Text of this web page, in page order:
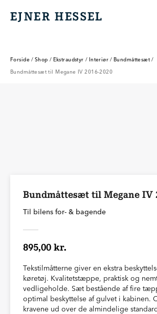
EJNER HESSEL
EJNER HESSEL
Forside / Shop / Ekstraudstyr / Interiør / Bundmåttesæt /
Bundmåttesæt til Megane IV 2016-2020
Bundmåttesæt til Megane IV
Til bilens for- & bagende
895,00 kr.
Tekstilmåtterne giver en ekstra
køretøj. Kvalitetstæppe, praktisk og
vedligeholde. Sæt bestående af fire
optimal beskyttelse af gulvet i kabinen.
kravene ud over de almindelige